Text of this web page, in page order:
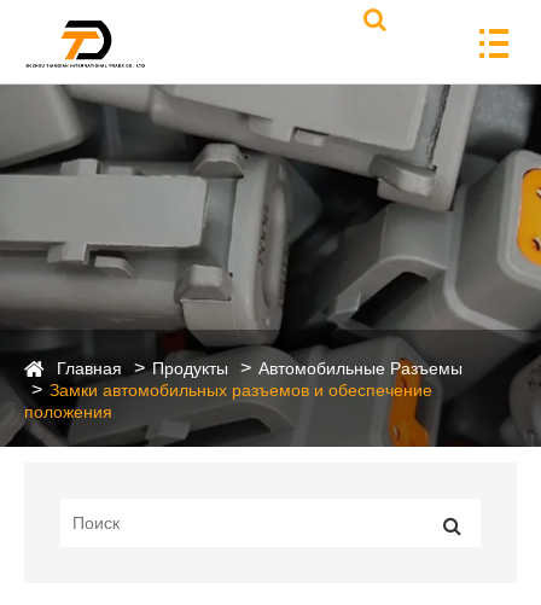
Главная Продукты
Автомобильные Разъемы
Замки автомобильных разъемов и обеспечение
положения